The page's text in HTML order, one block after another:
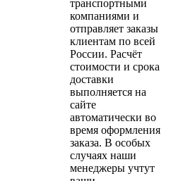
транспортными
компаниями и
отправляет заказы
клиентам по всей
России. Расчёт
стоимости и срока
доставки
выполняется на
сайте
автоматически во
время оформления
заказа. В особых
случаях наши
менеджеры учтут